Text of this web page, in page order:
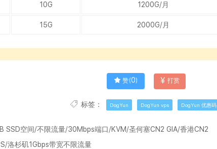
10G 1200G/月
15G 2000G/月
赞(0) 打赏
标签： DogYun DogYun vps DogYun 优惠码
SSD空间/不限流量/30Mbps端口/KVM/圣何塞CN2 GIA/香港CN2
洛杉矶1Gbps带宽不限流量